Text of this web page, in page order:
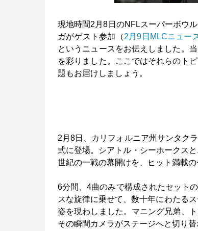
現地時間2月8日のNFLスーパーボウ
ガがゲスト参加（2月9日MLCニュー
というニュースをお伝えしました。
を彩りました。ここではそれらのト
題もお届けしましょう。
2月8日、カリフォルニア州サンタク
式に登場。シアトル・シーホークス
世紀の一戦の幕開けを、ヒット満載
6分間、4曲のみで構成されたセット
スな旋律に乗せて、数十年にわたる
姿を現わしました。マニング兄弟、
その瞬間カメラがステージへと切り